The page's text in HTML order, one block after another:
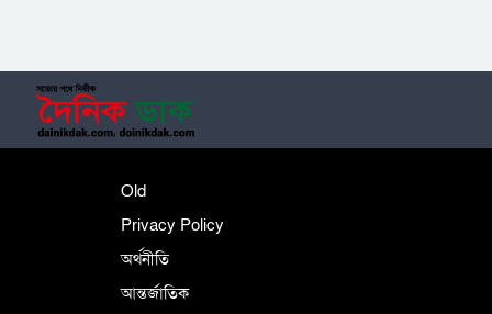
Old
Privacy Policy
অর্থনীতি
আন্তর্জাতিক